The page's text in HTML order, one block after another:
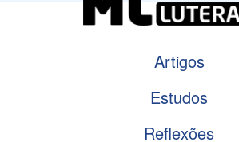
Artigos
Estudos
Reflexões